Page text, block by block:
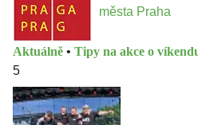
města Praha
Aktuálně • Tipy na akce o
5